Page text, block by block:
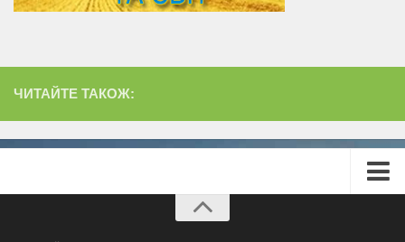
ЧИТАЙТЕ ТАКОЖ: